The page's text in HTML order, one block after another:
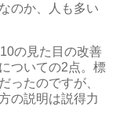
のか、人も多い
の見た目の改善
ついての2点。標
ったのですが、
の説明は説得力